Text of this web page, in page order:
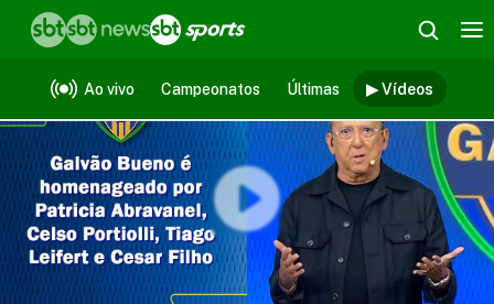
Ao vivo Campeonatos Últimas ▶ Vídeos
Vídeos